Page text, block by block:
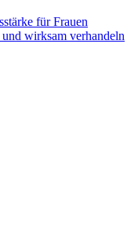
für Frauen
wirksam verhandeln